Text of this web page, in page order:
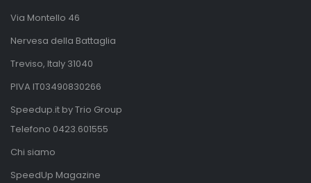
Via Montello 46
Nervesa della Battaglia
Treviso, Italy 31040
PIVA IT03490830266
Speedup.it by Trio Group
Telefono 0423.601555
Chi siamo
SpeedUp Magazine